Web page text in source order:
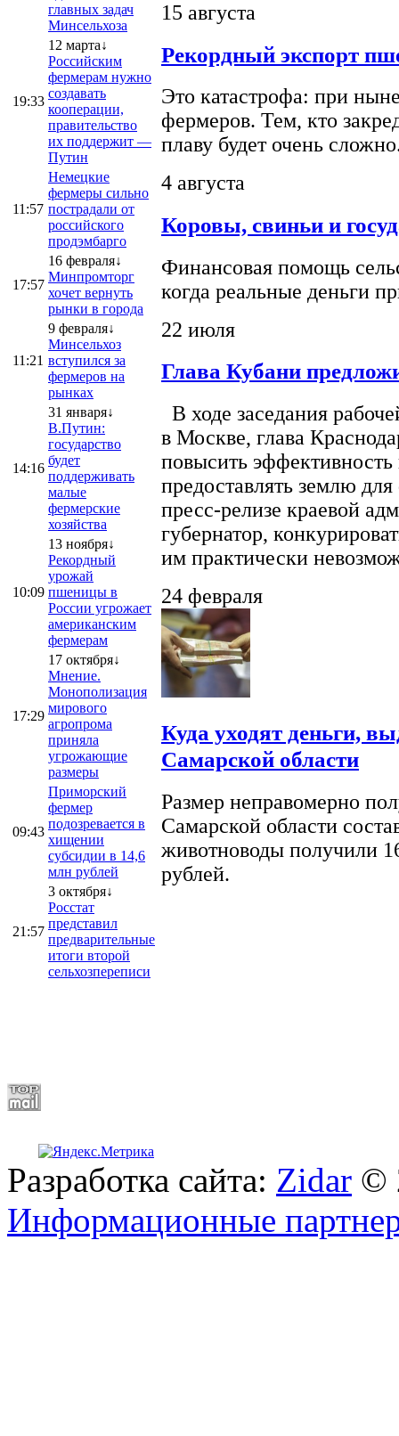
главных задач
Минсельхоза
19:33
12 марта↓
Российским
фермерам нужно
создавать
кооперации,
правительство
их поддержит —
Путин
11:57
Немецкие
фермеры сильно
пострадали от
российского
продэмбарго
17:57
16 февраля↓
Минпромторг
хочет вернуть
рынки в города
11:21
9 февраля↓
Минсельхоз
вступился за
фермеров на
рынках
14:16
31 января↓
В.Путин:
государство
будет
поддерживать
малые
фермерские
хозяйства
10:09
13 ноября↓
Рекордный
урожай
пшеницы в
России угрожает
американским
фермерам
17:29
17 октября↓
Мнение.
Монополизация
мирового
агропрома
приняла
угрожающие
размеры
09:43
Приморский
фермер
подозревается в
хищении
субсидии в 14,6
млн рублей
21:57
3 октября↓
Росстат
представил
предварительные
итоги второй
сельхозпереписи
15 августа
Рекордный экспорт
Это катастрофа: при
фермеров. Тем, кто
плаву будет очень
4 августа
Коровы, свиньи и
Финансовая помощь
когда реальные деньги
22 июля
Глава Кубани
В ходе заседания
в Москве, глава
повысить эффективность
предоставлять землю
пресс-релизе краевой
губернатор,
им практически
24 февраля
Куда уходят деньги,
Самарской области
Размер неправомерно
Самарской области
животноводы получили
рублей.
Разработка сайта: Zidar ©
Информационные